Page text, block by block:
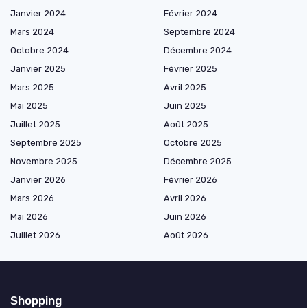
Janvier 2024
Février 2024
Mars 2024
Septembre 2024
Octobre 2024
Décembre 2024
Janvier 2025
Février 2025
Mars 2025
Avril 2025
Mai 2025
Juin 2025
Juillet 2025
Août 2025
Septembre 2025
Octobre 2025
Novembre 2025
Décembre 2025
Janvier 2026
Février 2026
Mars 2026
Avril 2026
Mai 2026
Juin 2026
Juillet 2026
Août 2026
Shopping